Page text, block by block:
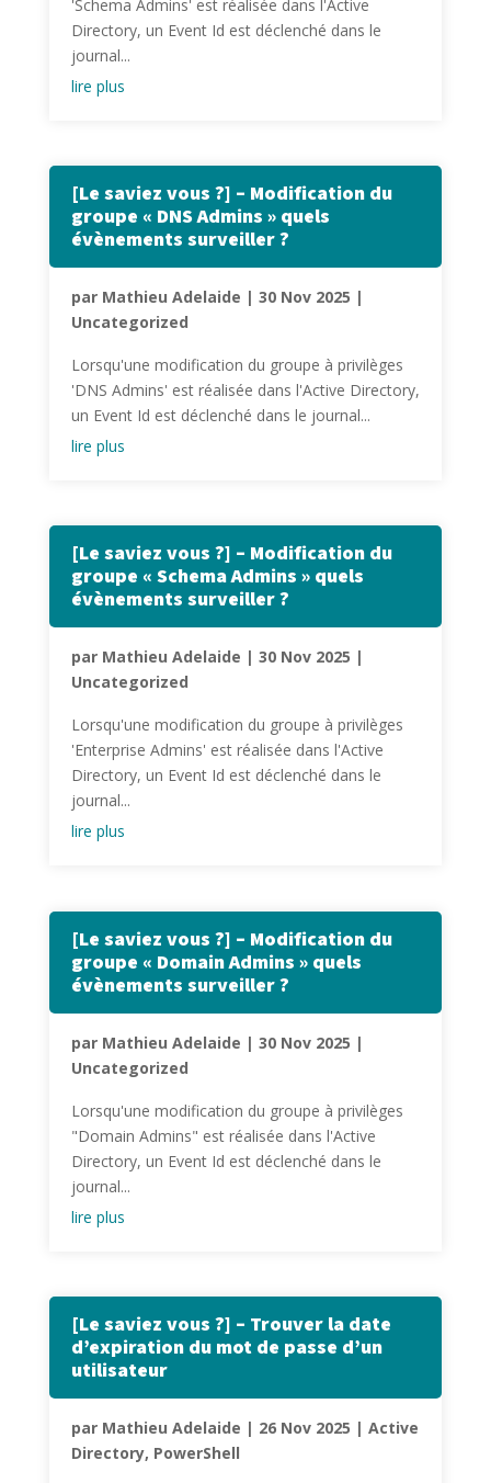
'Schema Admins' est réalisée dans l'Active
Directory, un Event Id est déclenché dans le
journal...
lire plus
[Le saviez vous ?] – Modification du
groupe « DNS Admins » quels
évènements surveiller ?
par Mathieu Adelaide | 30 Nov 2025 |
Uncategorized
Lorsqu'une modification du groupe à privilèges
'DNS Admins' est réalisée dans l'Active Directory,
un Event Id est déclenché dans le journal...
lire plus
[Le saviez vous ?] – Modification du
groupe « Schema Admins » quels
évènements surveiller ?
par Mathieu Adelaide | 30 Nov 2025 |
Uncategorized
Lorsqu'une modification du groupe à privilèges
'Enterprise Admins' est réalisée dans l'Active
Directory, un Event Id est déclenché dans le
journal...
lire plus
[Le saviez vous ?] – Modification du
groupe « Domain Admins » quels
évènements surveiller ?
par Mathieu Adelaide | 30 Nov 2025 |
Uncategorized
Lorsqu'une modification du groupe à privilèges
"Domain Admins" est réalisée dans l'Active
Directory, un Event Id est déclenché dans le
journal...
lire plus
[Le saviez vous ?] – Trouver la date
d’expiration du mot de passe d’un
utilisateur
par Mathieu Adelaide | 26 Nov 2025 | Active
Directory, PowerShell